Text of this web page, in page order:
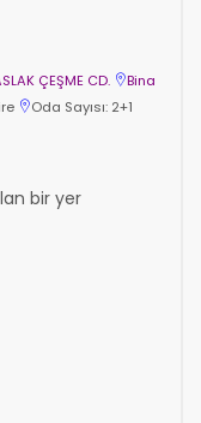
ÇEŞME CD.
Bina
Oda Sayısı: 2+1
bir yer